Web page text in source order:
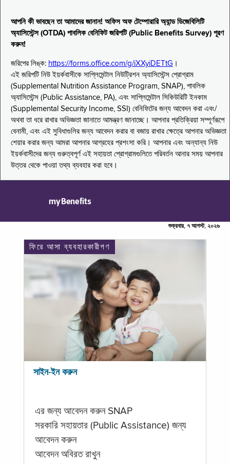
আপনি কী ভাবছেন তা আমাদের জানান! অফিস অফ টেম্পোরারি অ্যান্ড ডিজেবিলিটি
অ্যাসিস্টেন্স (OTDA) পাবলিক বেনিফিট জরিপটি (Public Benefits Survey) পূরণ
করুন!
জরিপের লিঙ্ক: https://forms.office.com/g/iXXyiDETtG ।
এই জরিপটি নিউ ইয়র্কবাসীকে সাপ্লিমেন্টাল নিউট্রিশন অ্যাসিস্টেন্স প্রোগ্রাম
(Supplemental Nutrition Assistance Program, SNAP), পাবলিক
অ্যাসিস্টেন্স (Public Assistance, PA), এবং সাপ্লিমেন্টাল সিকিউরিটি ইনকাম
(Supplemental Security Income, SSI) বেনিফিটের জন্য আবেদন করা এবং/
অথবা তা ধরে রাখার অভিজ্ঞতা জানাতে আমন্ত্রণ জানাচ্ছে। আপনার প্রতিক্রিয়া সম্পূর্ণরূপে
বেনামী, এবং এই সুবিধাগুলির জন্য আবেদন করার বা বজায় রাখার ক্ষেত্রে আপনার অভিজ্ঞতা
শেয়ার করার জন্য আমরা আপনার আগ্রহের প্রশংসা করি। আপনার এবং অন্যান্য নিউ
ইয়র্কবাসীদের জন্য গুরুত্বপূর্ণ এই সহায়তা প্রোগ্রামগুলিতে পরিবর্তন আনার সময় আপনার
উত্তর থেকে পাওয়া তথ্য ব্যবহার করা হবে।
myBenefits
শুক্রবার, ৭ আগস্ট, ২০২৬
ফিরে আসা ব্যবহারকারীগণ
সাইন-ইন করুন
এর জন্য আবেদন করুন SNAP
সরকারি সহায়তার (Public Assistance) জন্য
আবেদন করুন
আবেদন অবিরত রাখুন